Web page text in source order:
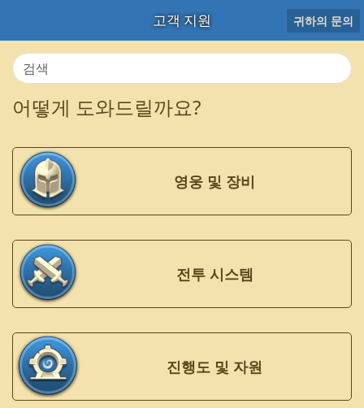
고객 지원 귀하의 문의
어떻게 도와드릴까요?
영웅 및 장비
전투 시스템
진행도 및 자원